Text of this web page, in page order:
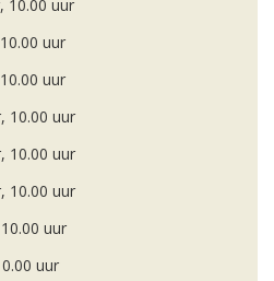
10.00 uur
uur
uur
10.00 uur
10.00 uur
10.00 uur
uur
uur